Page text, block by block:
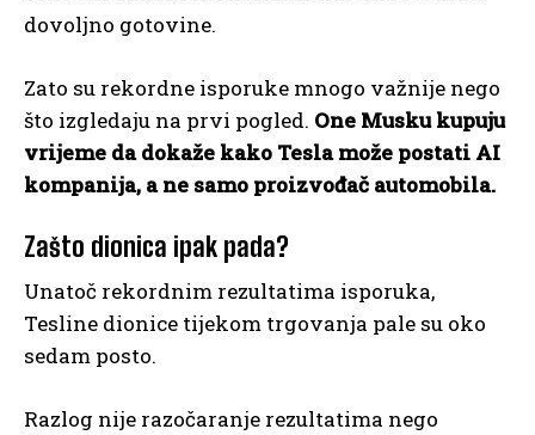
dovoljno gotovine.
Zato su rekordne isporuke mnogo važnije nego
što izgledaju na prvi pogled. One Musku kupuju
vrijeme da dokaže kako Tesla može postati AI
kompanija, a ne samo proizvođač automobila.
Zašto dionica ipak pada?
Unatoč rekordnim rezultatima isporuka,
Tesline dionice tijekom trgovanja pale su oko
sedam posto.
Razlog nije razočaranje rezultatima nego